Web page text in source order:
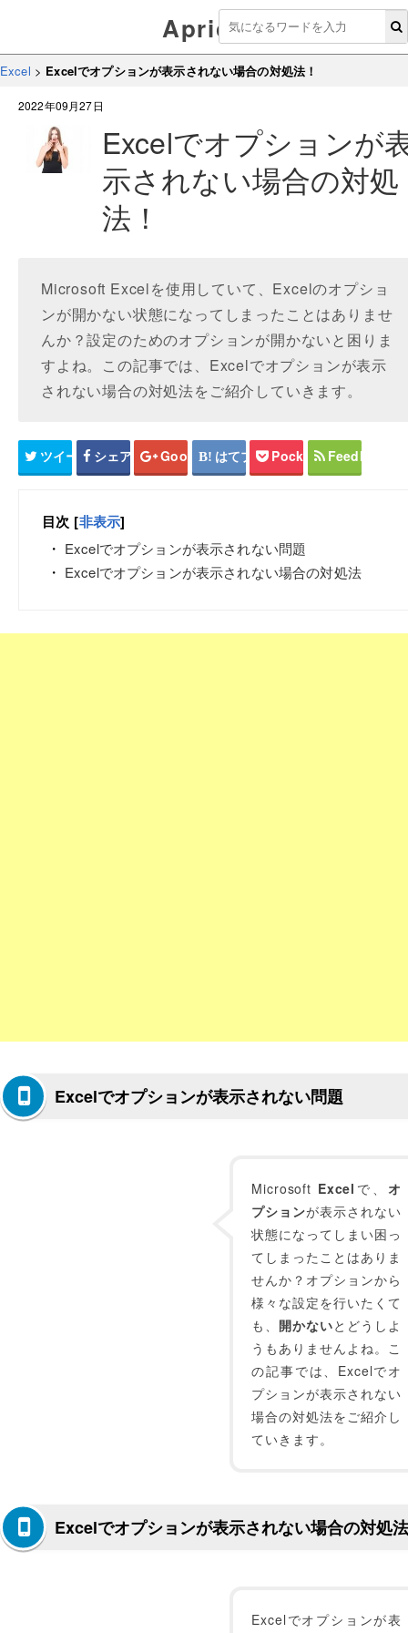
Aprico
Excel > Excelでオプションが表示されない場合の対処法！
2022年09月27日
Excelでオプションが
示されない場合の対処
法！
Microsoft Excelを使用していて、Excelのオプショ
ンが開かない状態になってしまったことはありませ
んか？設定のためのオプションが開かないと困りま
すよね。この記事では、Excelでオプションが表示
されない場合の対処法をご紹介していきます。
ツイート シェア Google+ はてブ Pocket Feedly
目次 [非表示]
Excelでオプションが表示されない問題
Excelでオプションが表示されない場合の対処法
Excelでオプションが表示されない問題
Microsoft Excel で、オ
プションが表示されない
状態になってしまい困っ
てしまったことはありま
せんか？オプションから
様々な設定を行いたくて
も、 開かないとどうしよ
うもありませんよね。こ
の記事では、Excelでオ
プションが表示されない
場合の対処法をご紹介し
ていきます。
Excelでオプションが表示されない場合の対処法
Excelでオプションが表